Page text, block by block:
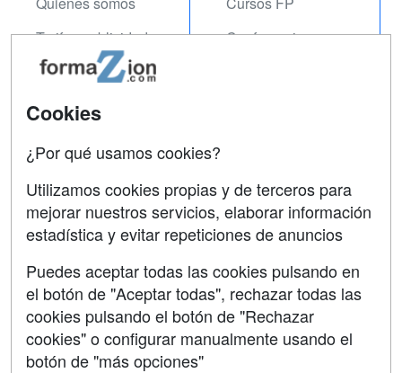
Tarifas publicidad
Acceso Usuarios
Acceso Centros
Conferencias
Contactar
Confidencialidad
Aviso legal
Copyleft
Cookies
¿Por qué usamos cookies?
Utilizamos cookies propias y de terceros para
mejorar nuestros servicios, elaborar información
estadística y evitar repeticiones de anuncios
Puedes aceptar todas las cookies pulsando en
el botón de "Aceptar todas", rechazar todas las
cookies pulsando el botón de "Rechazar
cookies" o configurar manualmente usando el
botón de "más opciones"